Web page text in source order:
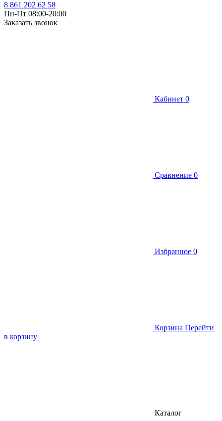
8 861 202 62 58
Пн-Пт 08:00-20:00
Заказать звонок
Кабинет 0
Сравнение 0
Избранное 0
Корзина Перейти
в корзину
Каталог